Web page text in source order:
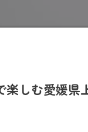
楽しむ愛媛県